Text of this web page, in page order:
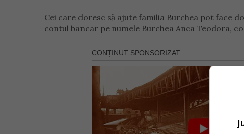
Cei care doresc să ajute familia Burchea pot face
contul bancar pe numele Burchea Anca Teodora,